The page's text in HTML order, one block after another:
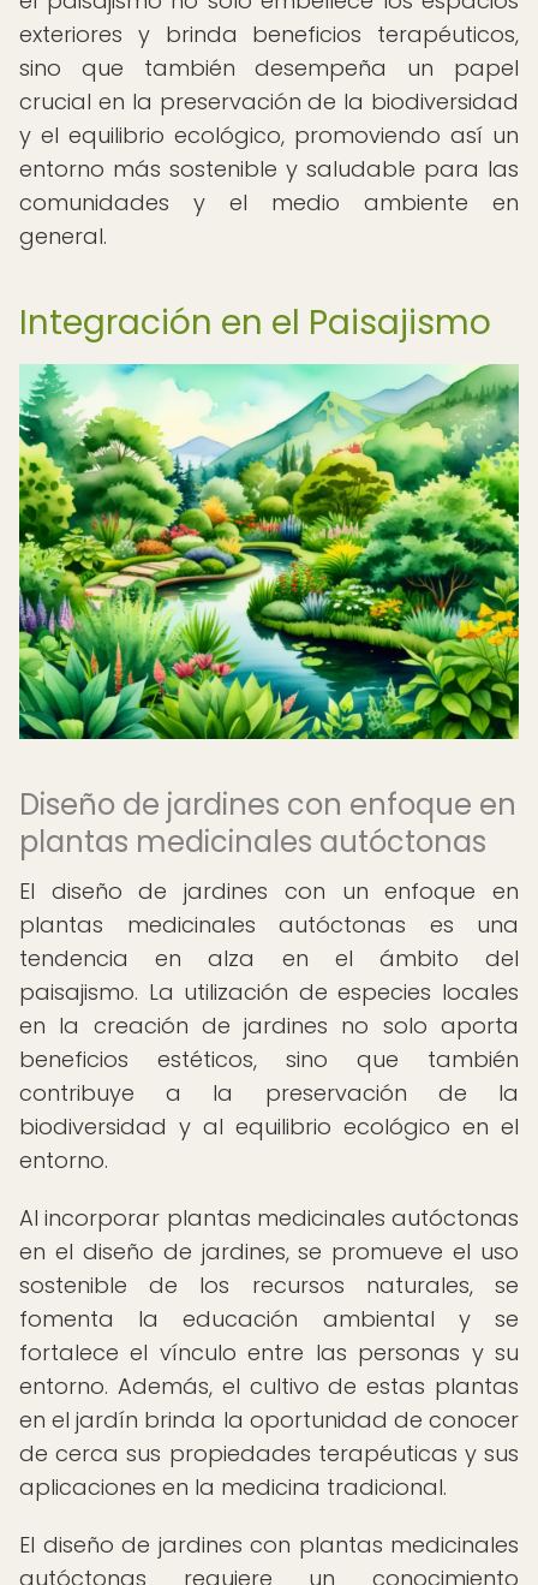
exteriores y brinda beneficios terapéuticos,
sino que también desempeña un papel
crucial en la preservación de la biodiversidad
y el equilibrio ecológico, promoviendo así un
entorno más sostenible y saludable para las
comunidades y el medio ambiente en
general.
Integración en el Paisajismo
Diseño de jardines con enfoque en
plantas medicinales autóctonas
El diseño de jardines con un enfoque en
plantas medicinales autóctonas es una
tendencia en alza en el ámbito del
paisajismo. La utilización de especies locales
en la creación de jardines no solo aporta
beneficios estéticos, sino que también
contribuye a la preservación de la
biodiversidad y al equilibrio ecológico en el
entorno.
Al incorporar plantas medicinales autóctonas
en el diseño de jardines, se promueve el uso
sostenible de los recursos naturales, se
fomenta la educación ambiental y se
fortalece el vínculo entre las personas y su
entorno. Además, el cultivo de estas plantas
en el jardín brinda la oportunidad de conocer
de cerca sus propiedades terapéuticas y sus
aplicaciones en la medicina tradicional.
El diseño de jardines con plantas medicinales
autóctonas requiere un conocimiento